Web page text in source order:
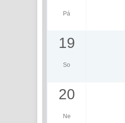
Pá
19
So
20
Ne